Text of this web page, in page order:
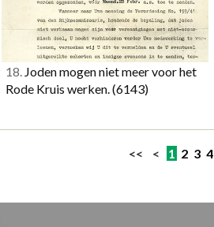
18.Joden mogen niet meer voor het
Rode Kruis werken.(6143)
<< < 1 2 3 4